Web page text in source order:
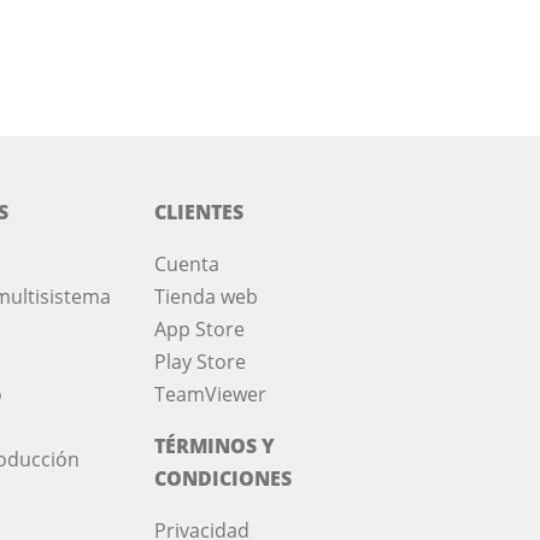
CLIENTES
Cuenta
Tienda web
App Store
Play Store
TeamViewer
TÉRMINOS Y
CONDICIONES
Privacidad